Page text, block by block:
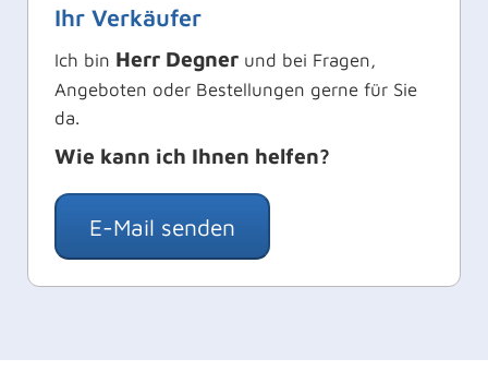
Ihr Verkäufer
Ich bin Herr Degnerund bei Fragen,
Angeboten oder Bestellungen gerne für Sie
da.
Wie kann ich Ihnen helfen?
E-Mail senden